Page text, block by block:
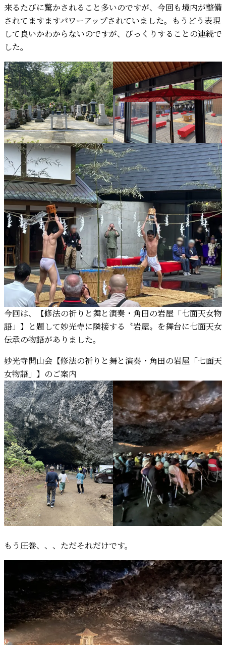
来るたびに驚かされること多いのですが、今回も境内が整備
されてますますパワーアップされていました。もうどう表現
して良いかわからないのですが、びっくりすることの連続で
した。
今回は、【修法の祈りと舞と演奏・角田の岩屋「七面天女物
語」】と題して妙光寺に隣接する〝岩屋〟を舞台に七面天女
伝承の物語がありました。
妙光寺開山会【修法の祈りと舞と演奏・角田の岩屋「七面天
女物語」】のご案内
もう圧巻、、、ただそれだけです。